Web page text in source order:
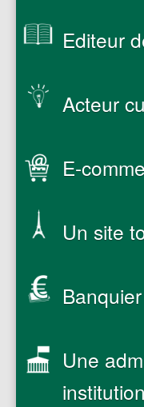
Editeur
Acteur
E-
Un site
Banquier
Une
institution